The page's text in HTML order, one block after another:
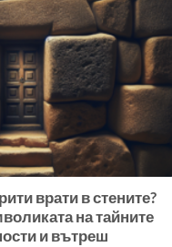
врати в стените?
на тайните
и вътреш